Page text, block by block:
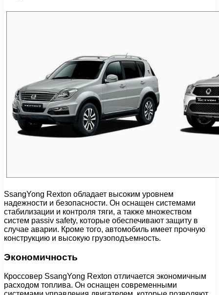
SsangYong Rexton обладает высоким уровнем
надежности и безопасности. Он оснащен системами
стабилизации и контроля тяги, а также множеством
систем passiv safety, которые обеспечивают защиту в
случае аварии. Кроме того, автомобиль имеет прочную
конструкцию и высокую грузоподъемность.
Экономичность
Кроссовер SsangYong Rexton отличается экономичным
расходом топлива. Он оснащен современными